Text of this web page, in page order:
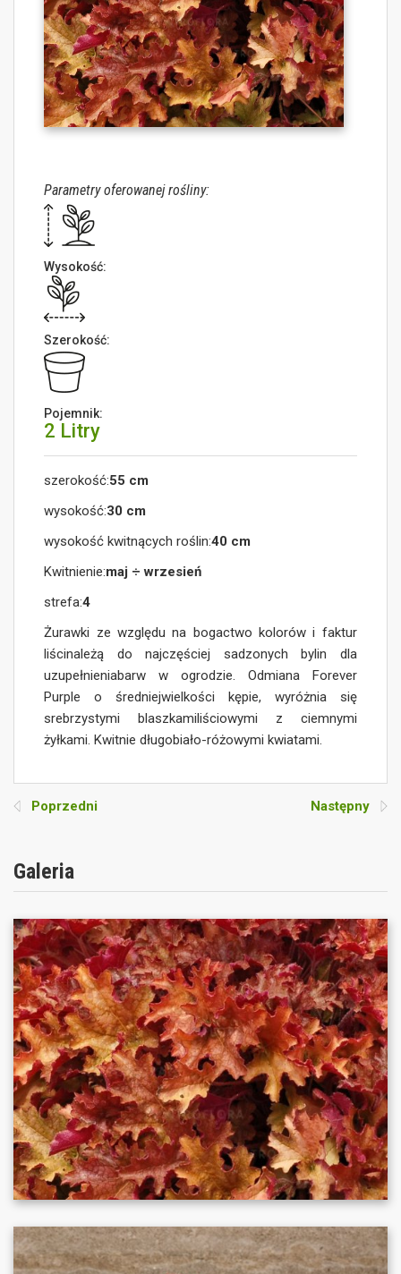
Parametry oferowanej rośliny:
Wysokość:
Szerokość:
Pojemnik:
2 Litry
szerokość:55 cm
wysokość:30 cm
wysokość kwitnących roślin:40 cm
Kwitnienie:maj ÷ wrzesień
strefa:4
Żurawki ze względu na bogactwo kolorów i faktur
liścinależą do najczęściej sadzonych bylin dla
uzupełnieniabarw w ogrodzie. Odmiana Forever
Purple o średniejwielkości kępie, wyróżnia się
srebrzystymi blaszkamiliściowymi z ciemnymi
żyłkami. Kwitnie długobiało-różowymi kwiatami.
Poprzedni Następny
Galeria